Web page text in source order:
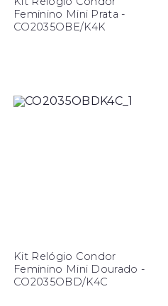
Feminino Mini Prata -
CO2035OBE/K4K
Kit Relógio Condor
Feminino Mini Dourado -
CO2035OBD/K4C